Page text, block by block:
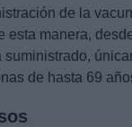
de la
esta manera,
suministrado,
de hasta 69